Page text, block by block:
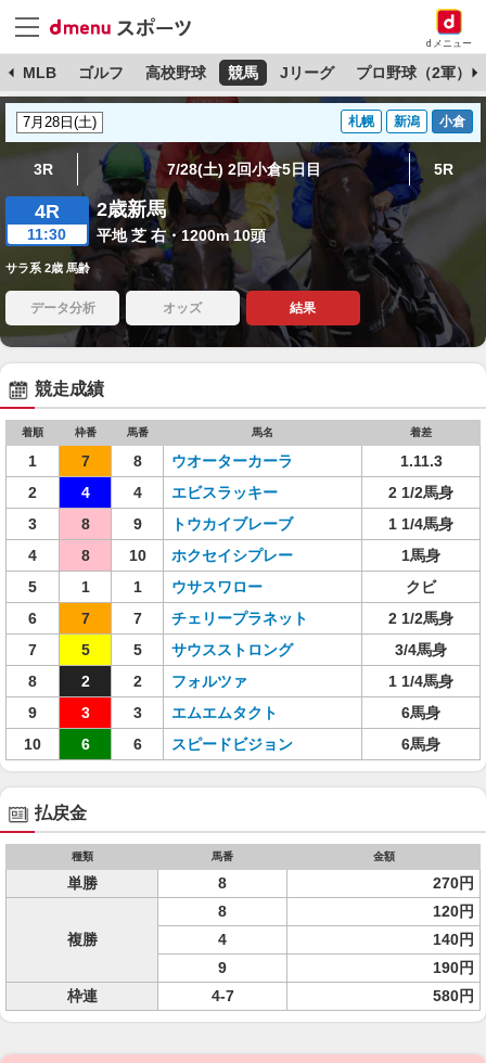
dメニュー
MLB ゴルフ 高校野球 競馬 Jリーグ プロ野球（2軍）
札幌 新潟 小倉
3R 7/28(土) 2回小倉5日目 5R
4R
11:30
2歳新馬
平地 芝 右・1200m 10頭
サラ系 2歳 馬齢
データ分析 オッズ 結果
競走成績
着順 枠番 馬番 馬名 着差
1 7 8 ウオーターカーラ
1.11.3
2
4 4 エビスラッキー
2 1/2馬身
3
8 9 トウカイブレーブ
1 1/4馬身
4
8 10 ホクセイシプレー
1馬身
5
1 1 ウサスワロー
クビ
6
7 7 チェリープラネット
2 1/2馬身
7
5 5 サウスストロング
3/4馬身
8
2 2 フォルツァ
1 1/4馬身
9
3 3 エムエムタクト
6馬身
10
6 6 スピードビジョン 6馬身
払戻金
種類 馬番 金額
単勝 8 270円
複勝
8
120円
4
140円
9
190円
枠連
4-7 580円